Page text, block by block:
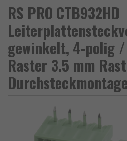
RS PRO CTB932HD
gewinkelt, 4-polig
Raster 3.5 mm